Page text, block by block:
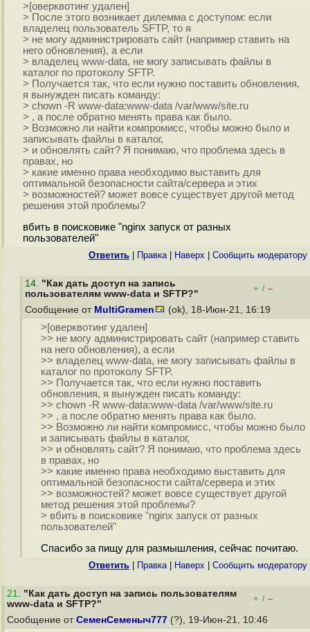
>[оверквотинг удален]
> После этого возникает дилемма с доступом: если
владелец пользователь SFTP, то я
> не могу администрировать сайт (например ставить на
него обновления), а если
> владелец www-data, не могу записывать файлы в
каталог по протоколу SFTP.
> Получается так, что если нужно поставить обновления,
я вынужден писать команду:
> chown -R www-data:www-data /var/www/site.ru
> , а после обратно менять права как было.
> Возможно ли найти компромисс, чтобы можно было и
записывать файлы в каталог,
> и обновлять сайт? Я понимаю, что проблема здесь в
правах, но
> какие именно права необходимо выставить для
оптимальной безопасности сайта/сервера и этих
> возможностей? может вовсе существует другой метод
решения этой проблемы?
вбить в поисковике "nginx запуск от разных
пользователей"
Ответить Правка| Наверх Cообщить модератору
14. "Как дать доступ на запись
пользователям www-data и SFTP?"
+ / –
Сообщение от MultiGramen (ok), 18-Июн-21, 16:19
>[оверквотинг удален]
>> не могу администрировать сайт (например ставить
на него обновления), а если
>> владелец www-data, не могу записывать файлы в
каталог по протоколу SFTP.
>> Получается так, что если нужно поставить
обновления, я вынужден писать команду:
>> chown -R www-data:www-data /var/www/site.ru
>> , а после обратно менять права как было.
>> Возможно ли найти компромисс, чтобы можно было
и записывать файлы в каталог,
>> и обновлять сайт? Я понимаю, что проблема здесь
в правах, но
>> какие именно права необходимо выставить для
оптимальной безопасности сайта/сервера и этих
>> возможностей? может вовсе существует другой
метод решения этой проблемы?
> вбить в поисковике "nginx запуск от разных
пользователей"
Спасибо за пищу для размышления, сейчас почитаю.
Ответить Правка| Наверх Cообщить модератору
21. "Как дать доступ на запись пользователям
www-data и SFTP?"
+ / –
Сообщение от СеменСеменыч777 (?), 19-Июн-21, 10:46